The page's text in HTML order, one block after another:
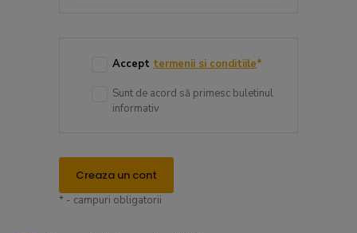
Accept termenii si conditiile*
Sunt de acord să primesc buletinul
informativ
Creaza un cont
* - campuri obligatorii